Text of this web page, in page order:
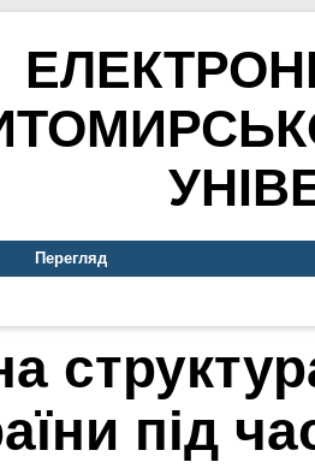
Перегляд
під